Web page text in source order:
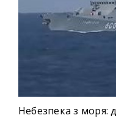
Небезпека з моря: